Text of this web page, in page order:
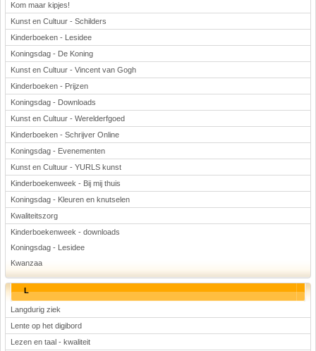
Kom maar kipjes!
Kunst en Cultuur - Schilders
Kinderboeken - Lesidee
Koningsdag - De Koning
Kunst en Cultuur - Vincent van Gogh
Kinderboeken - Prijzen
Koningsdag - Downloads
Kunst en Cultuur - Werelderfgoed
Kinderboeken - Schrijver Online
Koningsdag - Evenementen
Kunst en Cultuur - YURLS kunst
Kinderboekenweek - Bij mij thuis
Koningsdag - Kleuren en knutselen
Kwaliteitszorg
Kinderboekenweek - downloads
Koningsdag - Lesidee
Kwanzaa
L
Langdurig ziek
Lente op het digibord
Lezen en taal - kwaliteit